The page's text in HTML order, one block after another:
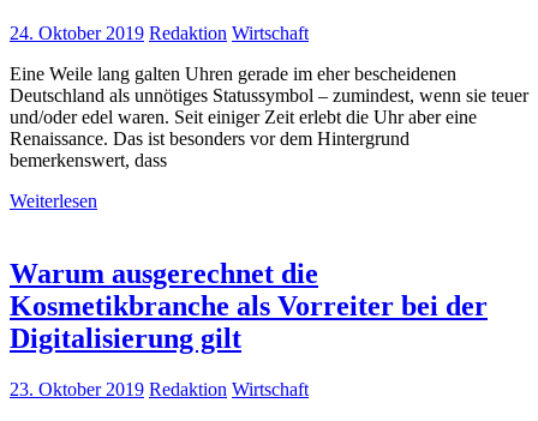
24. Oktober 2019 Redaktion Wirtschaft
Eine Weile lang galten Uhren gerade im eher bescheidenen
Deutschland als unnötiges Statussymbol – zumindest, wenn sie teuer
und/oder edel waren. Seit einiger Zeit erlebt die Uhr aber eine
Renaissance. Das ist besonders vor dem Hintergrund
bemerkenswert, dass
Weiterlesen
Warum ausgerechnet die
Kosmetikbranche als Vorreiter bei der
Digitalisierung gilt
23. Oktober 2019 Redaktion Wirtschaft